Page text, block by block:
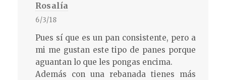
Rosalía
6/3/18
Pues sí que es un pan consistente, pero a
mi me gustan este tipo de panes porque
aguantan lo que les pongas encima.
Además con una rebanada tienes más